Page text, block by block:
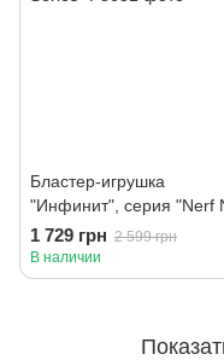
Бластер-игрушка
"Инфинит", серия "Nerf
Series"
1 729 грн 2 599 грн
В наличии